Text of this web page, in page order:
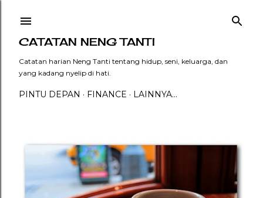
CATATAN NENG TANTI
Catatan harian Neng Tanti tentang hidup, seni, keluarga, dan
yang kadang nyelip di hati.
PINTU DEPAN FINANCE LAINNYA…
P
o